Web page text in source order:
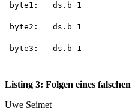
byte1:   ds.b 1
byte2:   ds.b 1
byte3:   ds.b 1
Listing 3: Folgen eines
Uwe Seimet